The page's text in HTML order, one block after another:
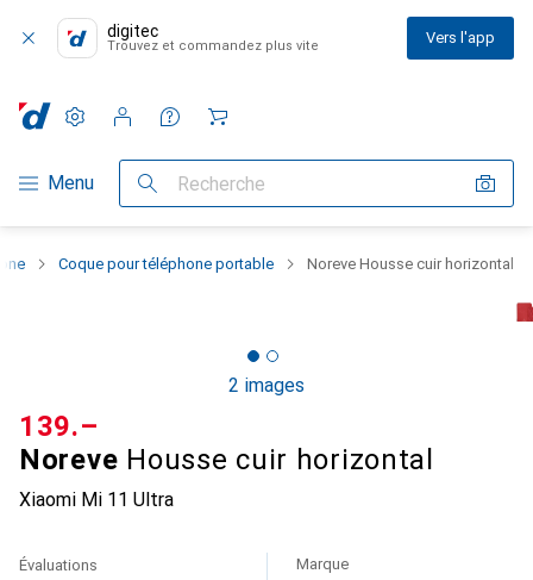
digitec
Trouvez et commandez plus vite Vers l'app
Navigation par catégorie
Menu Recherche
Paramètres
Compte client
Listes de comparaison
Listes d'envies
Panier
Coque pour téléphone portable Noreve Housse cuir horizontal
2 images
Noreve Housse cuir horizontal
Xiaomi Mi 11 Ultra
CHF
139.–
Évaluations Marque